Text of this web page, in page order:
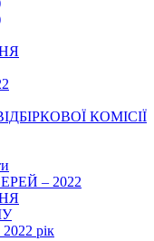
КОМІСІЇ
– 2022
рік